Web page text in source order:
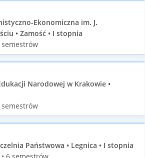
Ekonomiczna im. J.
• Zamość • I stopnia
Narodowej w Krakowie •
Państwowa • Legnica • I stopnia